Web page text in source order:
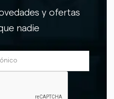
y ofertas
nadie